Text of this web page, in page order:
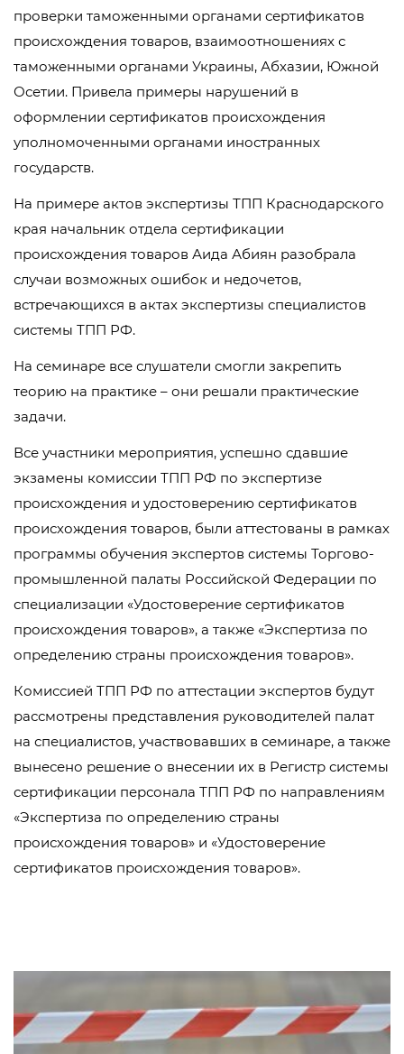
проверки таможенными органами сертификатов
происхождения товаров, взаимоотношениях с
таможенными органами Украины, Абхазии, Южной
Осетии. Привела примеры нарушений в
оформлении сертификатов происхождения
уполномоченными органами иностранных
государств.
На примере актов экспертизы ТПП Краснодарского
края начальник отдела сертификации
происхождения товаров Аида Абиян разобрала
случаи возможных ошибок и недочетов,
встречающихся в актах экспертизы специалистов
системы ТПП РФ.
На семинаре все слушатели смогли закрепить
теорию на практике – они решали практические
задачи.
Все участники мероприятия, успешно сдавшие
экзамены комиссии ТПП РФ по экспертизе
происхождения и удостоверению сертификатов
происхождения товаров, были аттестованы в рамках
программы обучения экспертов системы Торгово-
промышленной палаты Российской Федерации по
специализации «Удостоверение сертификатов
происхождения товаров», а также «Экспертиза по
определению страны происхождения товаров».
Комиссией ТПП РФ по аттестации экспертов будут
рассмотрены представления руководителей палат
на специалистов, участвовавших в семинаре, а также
вынесено решение о внесении их в Регистр системы
сертификации персонала ТПП РФ по направлениям
«Экспертиза по определению страны
происхождения товаров» и «Удостоверение
сертификатов происхождения товаров».